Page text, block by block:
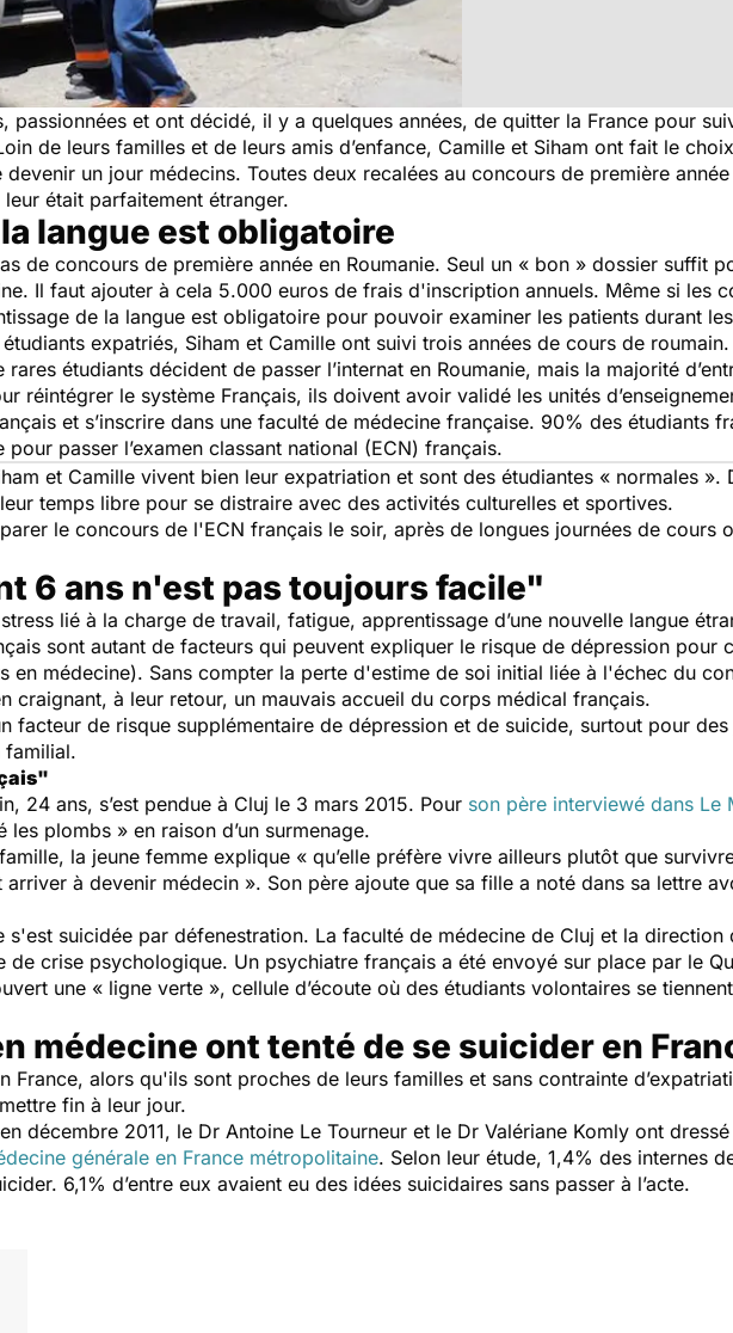
passionnées et ont décidé, il y a quelques années, de quitter la France pour
de leurs familles et de leurs amis d’enfance, Camille et Siham ont fait le
un jour médecins. Toutes deux recalées au concours de première année
était parfaitement étranger.
langue est obligatoire
de concours de première année en Roumanie. Seul un « bon » dossier suffit
Il faut ajouter à cela 5.000 euros de frais d'inscription annuels. Même si les
de la langue est obligatoire pour pouvoir examiner les patients durant
expatriés, Siham et Camille ont suivi trois années de cours de roumain.
rares étudiants décident de passer l’internat en Roumanie, mais la majorité
réintégrer le système Français, ils doivent avoir validé les unités
et s’inscrire dans une faculté de médecine française. 90% des étudiants
passer l’examen classant national (ECN) français.
et Camille vivent bien leur expatriation et sont des étudiantes « normales ».
temps libre pour se distraire avec des activités culturelles et sportives.
le concours de l'ECN français le soir, après de longues journées de cours
6 ans n'est pas toujours facile"
lié à la charge de travail, fatigue, apprentissage d’une nouvelle langue
sont autant de facteurs qui peuvent expliquer le risque de dépression pour
en médecine). Sans compter la perte d'estime de soi initial liée à l'échec du
craignant, à leur retour, un mauvais accueil du corps médical français.
facteur de risque supplémentaire de dépression et de suicide, surtout pour des
familial.
24 ans, s’est pendue à Cluj le 3 mars 2015. Pour son père interviewé dans Le
plombs » en raison d’un surmenage.
la jeune femme explique « qu’elle préfère vivre ailleurs plutôt que
à devenir médecin ». Son père ajoute que sa fille a noté dans sa lettre
s'est suicidée par défenestration. La faculté de médecine de Cluj et la direction
crise psychologique. Un psychiatre français a été envoyé sur place par le
une « ligne verte », cellule d’écoute où des étudiants volontaires se
médecine ont tenté de se suicider en
France, alors qu'ils sont proches de leurs familles et sans contrainte
fin à leur jour.
décembre 2011, le Dr Antoine Le Tourneur et le Dr Valériane Komly ont
générale en France métropolitaine. Selon leur étude, 1,4% des internes
6,1% d’entre eux avaient eu des idées suicidaires sans passer à l’acte.